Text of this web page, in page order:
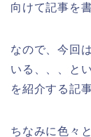
向けて記事を
なので、今回
いる、、、と
を紹介する記
ちなみに色々